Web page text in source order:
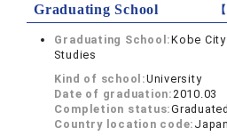
Graduating School
Graduating School:Kobe
Studies
Kind of school:University
Date of graduation:2010.03
Completion status:Graduated
Country location code: Japan